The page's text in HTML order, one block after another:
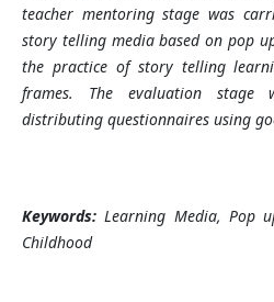
teacher mentoring stage was
story telling media based on pop
the practice of story telling
frames. The evaluation
distributing questionnaires using
Keywords:Learning Media, Pop
Childhood